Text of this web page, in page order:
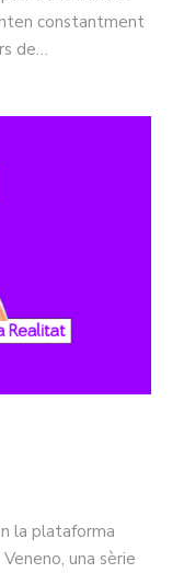
constantment
de…
la plataforma
una sèrie